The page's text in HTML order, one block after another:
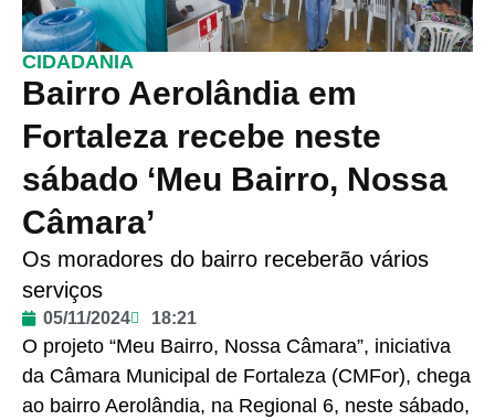
CIDADANIA
Bairro Aerolândia em
Fortaleza recebe neste
sábado ‘Meu Bairro, Nossa
Câmara’
Os moradores do bairro receberão vários
serviços
05/11/2024 18:21
O projeto “Meu Bairro, Nossa Câmara”, iniciativa
da Câmara Municipal de Fortaleza (CMFor), chega
ao bairro Aerolândia, na Regional 6, neste sábado,